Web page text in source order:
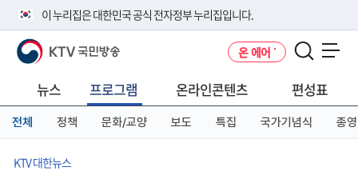
이 누리집은 대한민국 공식 전자정부 누리집입니다.
공식 누리집 주소 확인하기
니다.
이밖에 or.kr 또는 .kr등 다른 도메인 주소를 사용하고 있다면 아래 URL에
서 도메인 주소를 확인해 보세요
KTV 국민방송 온 에어
뉴스 프로그램 온라인콘텐츠 편성표
전체 정책 문화/교양 보도 특집 국가기념식 종영
KTV 대한뉴스